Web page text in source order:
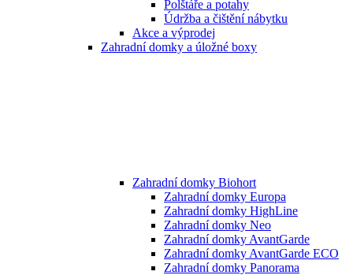
Polštáře a potahy
Údržba a čištění nábytku
Akce a výprodej
Zahradní domky a úložné boxy
Zahradní domky Biohort
Zahradní domky Europa
Zahradní domky HighLine
Zahradní domky Neo
Zahradní domky AvantGarde
Zahradní domky AvantGarde ECO
Zahradní domky Panorama